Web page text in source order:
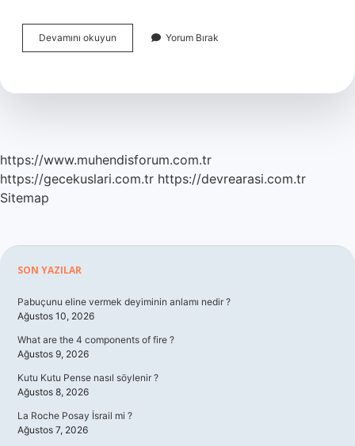
Devamını okuyun
Neyin
Yorum Bırak
https://www.muhendisforum.com.tr
https://gecekuslari.com.tr https://devrearasi.com.tr
Sitemap
Sidebar
SON YAZILAR
Pabuçunu eline vermek deyiminin anlamı nedir ?
Ağustos 10, 2026
What are the 4 components of fire ?
Ağustos 9, 2026
Kutu Kutu Pense nasıl söylenir ?
Ağustos 8, 2026
La Roche Posay İsrail mi ?
Ağustos 7, 2026